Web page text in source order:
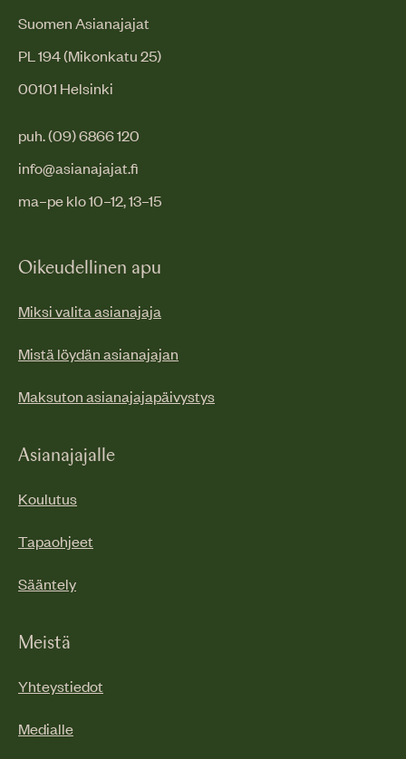
Suomen Asianajajat
PL 194 (Mikonkatu 25)
00101 Helsinki
puh. (09) 6866 120
info@asianajajat.fi
ma–pe klo 10–12, 13–15
Oikeudellinen apu
Miksi valita asianajaja
Mistä löydän asianajajan
Maksuton asianajajapäivystys
Asianajajalle
Koulutus
Tapaohjeet
Sääntely
Meistä
Yhteystiedot
Medialle